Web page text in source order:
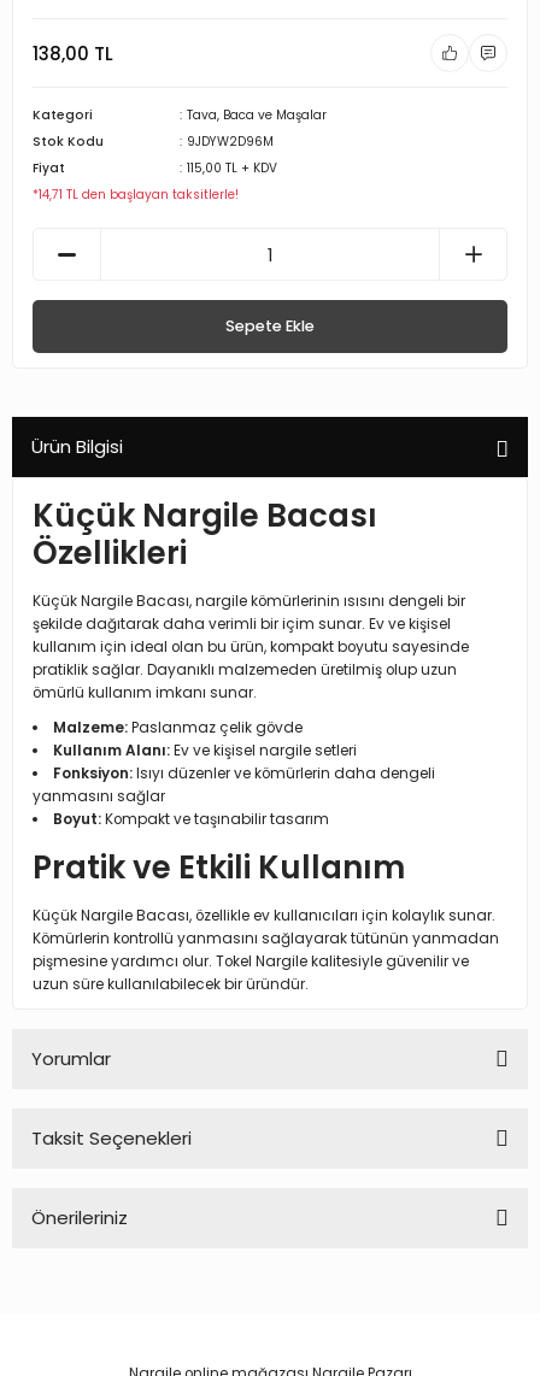
138,00 TL
Kategori
Tava, Baca ve Maşalar
Stok Kodu
9JDYW2D96M
Fiyat
115,00 TL + KDV
*14,71 TL den başlayan taksitlerle!
Sepete Ekle
Ürün Bilgisi
Küçük Nargile Bacası
Özellikleri
Küçük Nargile Bacası, nargile kömürlerinin ısısını dengeli bir
şekilde dağıtarak daha verimli bir içim sunar. Ev ve kişisel
kullanım için ideal olan bu ürün, kompakt boyutu sayesinde
pratiklik sağlar. Dayanıklı malzemeden üretilmiş olup uzun
ömürlü kullanım imkanı sunar.
Malzeme:Paslanmaz çelik gövde
Kullanım Alanı:Ev ve kişisel nargile setleri
Fonksiyon:Isıyı düzenler ve kömürlerin daha dengeli
yanmasını sağlar
Boyut:Kompakt ve taşınabilir tasarım
Pratik ve Etkili Kullanım
Küçük Nargile Bacası, özellikle ev kullanıcıları için kolaylık sunar.
Kömürlerin kontrollü yanmasını sağlayarak tütünün yanmadan
pişmesine yardımcı olur. Tokel Nargile kalitesiyle güvenilir ve
uzun süre kullanılabilecek bir üründür.
Yorumlar
Taksit Seçenekleri
Önerileriniz